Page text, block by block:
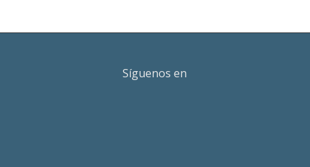
Síguenos en